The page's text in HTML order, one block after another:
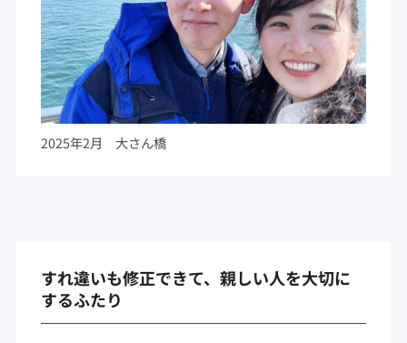
2025年2月 大さん橋
すれ違いも修正できて、親しい人を大切に
するふたり